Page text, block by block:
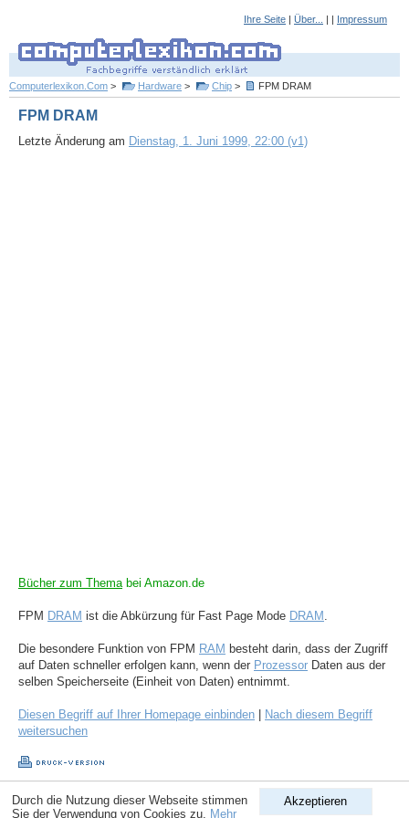
Ihre Seite | Über... | | Impressum
Computerlexikon.Com > Hardware > Chip > FPM DRAM
FPM DRAM
Letzte Änderung am Dienstag, 1. Juni 1999, 22:00 (v1)
Bücher zum Themabei Amazon.de
FPM DRAM ist die Abkürzung für Fast Page Mode DRAM .
Die besondere Funktion von FPM RAM besteht darin, dass der Zugriff
auf Daten schneller erfolgen kann, wenn der Prozessor Daten aus der
selben Speicherseite (Einheit von Daten) entnimmt.
Diesen Begriff auf Ihrer Homepage einbinden
Nach diesem Begriff
weitersuchen
Akzeptieren
Durch die Nutzung dieser Webseite stimmen
Sie der Verwendung von Cookies zu. Mehr
Copyright © 1998-2026ComputerLexikon.Com| All rights reserved.